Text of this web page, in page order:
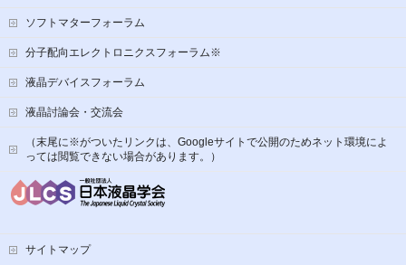
ソフトマターフォーラム
分子配向エレクトロニクスフォーラム※
液晶デバイスフォーラム
液晶討論会・交流会
（末尾に※がついたリンクは、Googleサイトで公開のためネット環境によ
っては閲覧できない場合があります。）
サイトマップ